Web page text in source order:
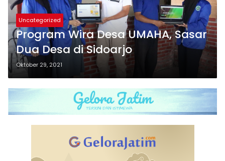
Uncategorized
Program Wira Desa UMAHA, Sasar
Dua Desa di Sidoarjo
Oktober 29, 2021